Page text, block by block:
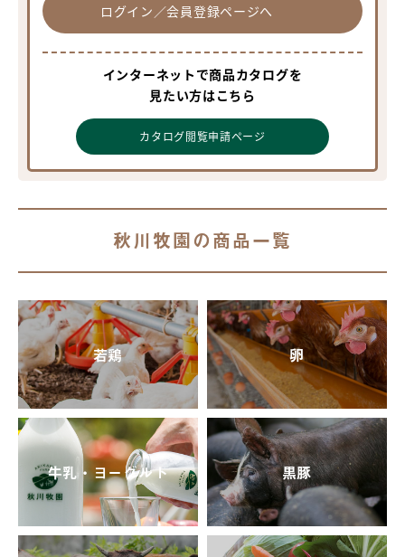
ログイン／会員登録ページへ
インターネットで商品カタログを
見たい方はこちら
カタログ閲覧申請ページ
秋川牧園の商品一覧
若鶏 卵
牛乳・ヨーグルト 黒豚